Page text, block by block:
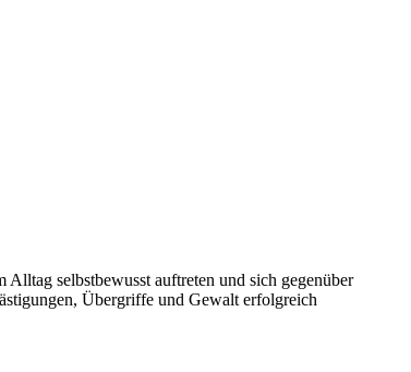
selbstbewusst auftreten und sich gegenüber
Übergriffe und Gewalt erfolgreich